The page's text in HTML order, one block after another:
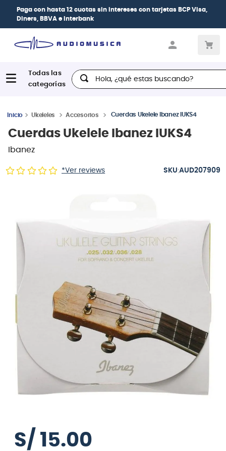
Paga conhasta 12 cuotas sin interesescon tarjetas BCP Visa,
Diners, BBVA e Interbank
Hola, ¿qué estas buscando?
Ukeleles Accesorios Cuerdas Ukelele Ibanez IUKS4
Cuerdas Ukelele Ibanez IUKS4
Ibanez
*Ver reviews :AUD207909
S/ 15.00